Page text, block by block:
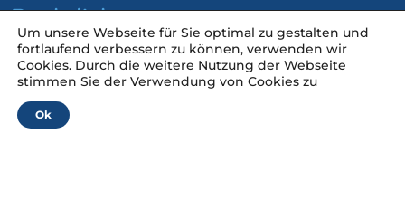
Rechtliches
Impressum
Datenschutz
Um unsere Webseite für Sie optimal zu gestalten und
fortlaufend verbessern zu können, verwenden wir
Cookies. Durch die weitere Nutzung der Webseite
stimmen Sie der Verwendung von Cookies zu
Ok